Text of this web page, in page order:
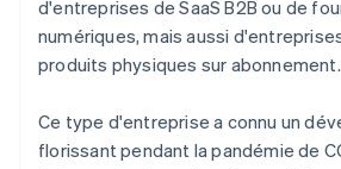
d'entreprises de SaaS B2B ou de
numériques, mais aussi
produits physiques sur abonnement.
Ce type d'entreprise a connu un
florissant pendant la pandémie de